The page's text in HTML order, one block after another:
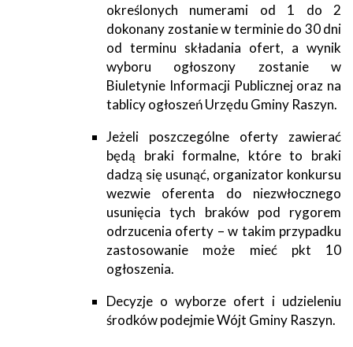
określonych numerami od 1 do 2
dokonany zostanie w terminie do 30 dni
od terminu składania ofert, a wynik
wyboru ogłoszony zostanie w
Biuletynie Informacji Publicznej oraz na
tablicy ogłoszeń Urzędu Gminy Raszyn.
Jeżeli poszczególne oferty zawierać
będą braki formalne, które to braki
dadzą się usunąć, organizator konkursu
wezwie oferenta do niezwłocznego
usunięcia tych braków pod rygorem
odrzucenia oferty – w takim przypadku
zastosowanie może mieć pkt 10
ogłoszenia.
Decyzje o wyborze ofert i udzieleniu
środków podejmie Wójt Gminy Raszyn.